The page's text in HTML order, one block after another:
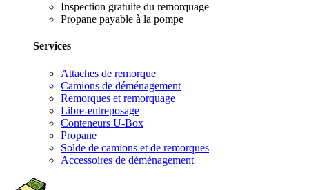
Inspection gratuite du remorquage
Propane payable à la pompe
Services
Attaches de remorque
Camions de déménagement
Remorques et remorquage
Libre-entreposage
Conteneurs U-Box
Propane
Solde de camions et de remorques
Accessoires de déménagement